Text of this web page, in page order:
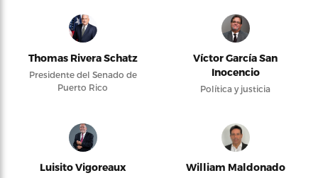
Thomas Rivera Schatz
Presidente del Senado de
Puerto Rico
Víctor García San
Inocencio
Política y justicia
Luisito Vigoreaux William Maldonado